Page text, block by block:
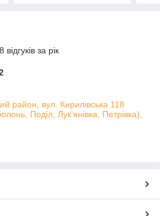
за рік
район, вул. Кирилівська 118
Поділ, Лук'янівка, Петрівка),